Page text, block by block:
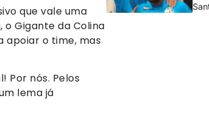
que vale uma
o Gigante da Colina
apoiar o time, mas
Por nós. Pelos
lema já